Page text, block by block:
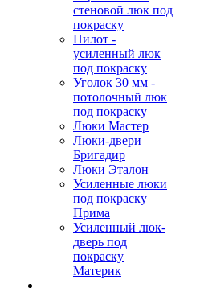
стеновой люк под
покраску
Пилот -
усиленный люк
под покраску
Уголок 30 мм -
потолочный люк
под покраску
Люки Мастер
Люки-двери
Бригадир
Люки Эталон
Усиленные люки
под покраску
Прима
Усиленный люк-
дверь под
покраску
Материк